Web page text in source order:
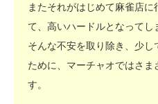
またそれがはじめて麻雀店
て、高いハードルとなってし
そんな不安を取り除き、少し
ために、マーチャオではさま
す。